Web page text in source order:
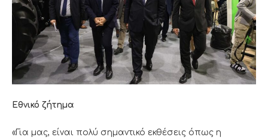
Εθνικό ζήτημα
«Για μας, είναι πολύ σημαντικό εκθέσεις όπως η